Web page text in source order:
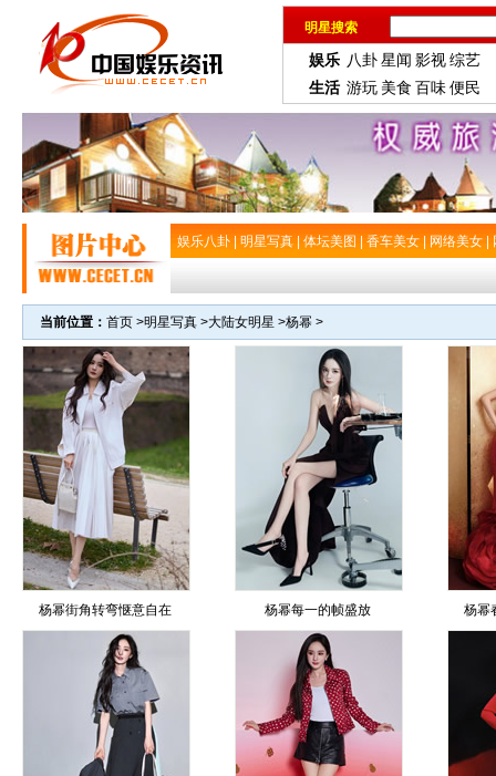
明星搜索
娱乐 八卦星闻 影视综艺
生活 游玩 美食 百味便民
娱乐八卦 明星写真 体坛美图 香车美女 网络美女
当前位置： 首页 >明星写真 >大陆女明星 >杨幂 >
杨幂街角转弯惬意自在 杨幂每一的帧盛放 杨幂